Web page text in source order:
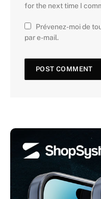
for the next time I
Prévenez-moi de
par e-mail.